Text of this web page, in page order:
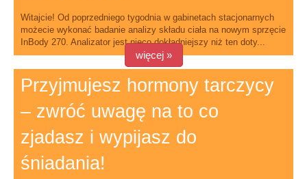
Witajcie! Od poprzedniego tygodnia w gabinetach stacjonarnych
możecie wykonać badanie analizy składu ciała na nowym sprzęcie
InBody 270. Analizator jest nieco dokładniejszy niż ten doty...
więcej »
Przyjmujesz hormony tarczycy
– zwróć uwagę na to co
zjadasz i wypijasz do
śniadania!